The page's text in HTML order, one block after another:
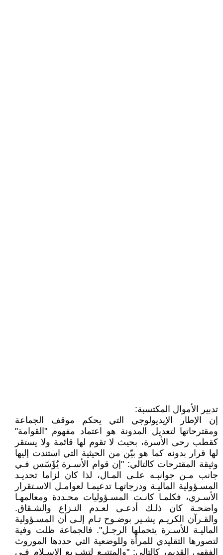
تدبير الأموال المكتسبة:
إن الإطار الإيديولوجي التي يحكم موقف الجماعة
ومقترحاتها لتعديل المدونة هو اعتماد مفهوم "القوامة"
كقطب رحى الأسرة، بحيث لا تقوم لها قائمة ولا يستقر
لها قرار بدونه كما هو بيّن من الحيثية التي استندت إليها
وثيقة المقترحات كالتالي: "إن قوام الأسـرة يُؤَسّس فـي
جانب مـن جوانبـه علـى المـال، لذا كان لزاما تحديـد
المسـؤولية الماليـة ودرجاتهـا تدعيمـا لعوامـل الاسـتقرار
الأسـري، فكلمـا كانـت المسـؤوليات محـددة ومعالمهـا
واضحـة كان ذلـك أدعـى لعـدم النـزاع والشـقاق.
والقـرآن الكريـم يشـير بوضـوح تـام إلـى أن المسـؤولية
الماليـة للأسـرة يتحملها الرجـل". فالجماعة ظلت وفية
لتصورها التقليدي للمرأة وللوضعية التي حددها الموروث
الفقهي القديم، كالتالي: "والمتتبـع لتشـريع الإسـلام فـي